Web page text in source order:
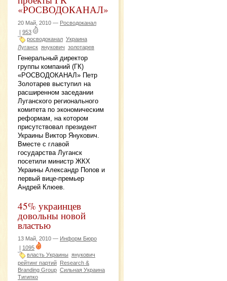
«РОСВОДОКАНАЛ»
20 Май, 2010 — Росводоканал
| 953
росводоканал Украина
Луганск янукович золотарев
Генеральный директор
группы компаний (ГК)
«РОСВОДОКАНАЛ» Петр
Золотарев выступил на
расширенном заседании
Луганского регионального
комитета по экономическим
реформам, на котором
присутствовал президент
Украины Виктор Янукович.
Вместе с главой
государства Луганск
посетили министр ЖКХ
Украины Александр Попов и
первый вице-премьер
Андрей Клюев.
45% украинцев
довольны новой
властью
13 Май, 2010 — Информ Бюро
| 1095
власть Украины янукович
рейтинг партий Research &
Branding Group Сильная Украина
Тигипко